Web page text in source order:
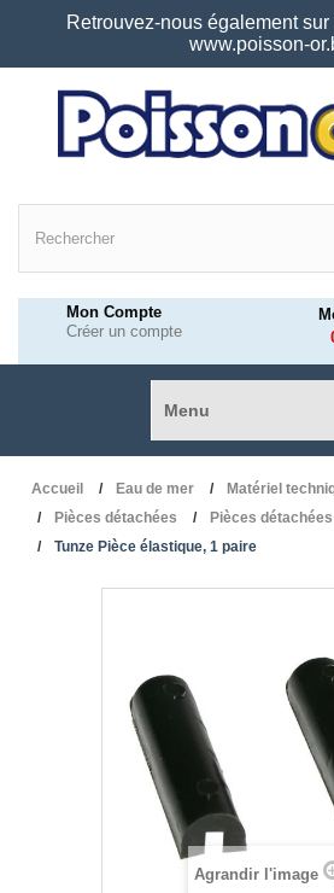
Retrouvez-nous également
www.poisson-
Mon Compte
Créer un compte
Menu
Accueil Eau de mer
Matériel
Pièces détachées
Pièces détachées
Tunze Pièce élastique, 1 paire
Agrandir l'image